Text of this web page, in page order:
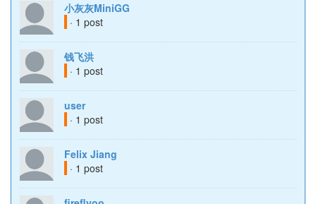
小灰灰MiniGG
· 1 post
钱飞洪
· 1 post
user
· 1 post
Felix Jiang
· 1 post